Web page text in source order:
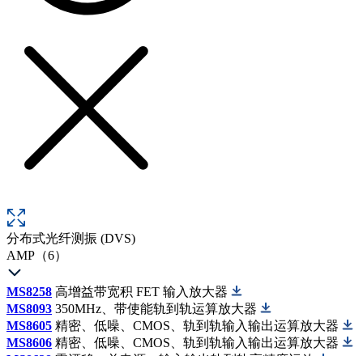
分布式光纤测振 (DVS)
AMP（6）
MS8258 高增益带宽积 FET 输入放大器
MS8093 350MHz、带使能轨到轨运算放大器
MS8605 精密、低噪、CMOS、轨到轨输入输出运算放大器
MS8606 精密、低噪、CMOS、轨到轨输入输出运算放大器